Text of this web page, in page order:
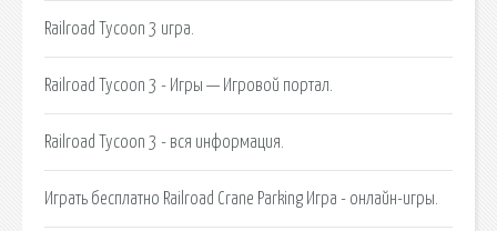
Railroad Tycoon 3 игра.
Railroad Tycoon 3 - Игры — Игровой портал.
Railroad Tycoon 3 - вся информация.
Играть бесплатно Railroad Crane Parking Игра - онлайн-игры.